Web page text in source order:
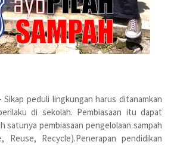
- Sikap peduli lingkungan harus ditanamkan
di sekolah. Pembiasaan itu dapat
satunya pembiasaan pengelolaan sampah
Reuse, Recycle).Penerapan pendidikan